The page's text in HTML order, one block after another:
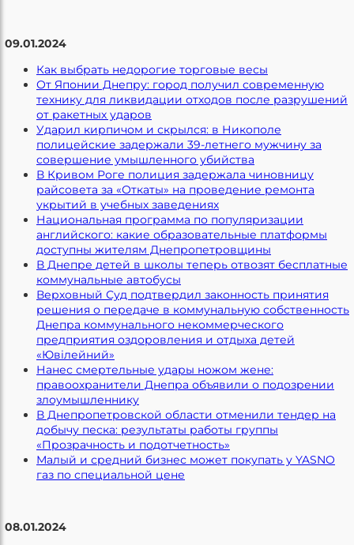
09.01.2024
Как выбрать недорогие торговые весы
От Японии Днепру: город получил современную
технику для ликвидации отходов после разрушений
от ракетных ударов
Ударил кирпичом и скрылся: в Никополе
полицейские задержали 39-летнего мужчину за
совершение умышленного убийства
В Кривом Роге полиция задержала чиновницу
райсовета за «Откаты» на проведение ремонта
укрытий в учебных заведениях
Национальная программа по популяризации
английского: какие образовательные платформы
доступны жителям Днепропетровщины
В Днепре детей в школы теперь отвозят бесплатные
коммунальные автобусы
Верховный Суд подтвердил законность принятия
решения о передаче в коммунальную собственность
Днепра коммунального некоммерческого
предприятия оздоровления и отдыха детей
«Ювілейний»
Нанес смертельные удары ножом жене:
правоохранители Днепра объявили о подозрении
злоумышленнику
В Днепропетровской области отменили тендер на
добычу песка: результаты работы группы
«Прозрачность и подотчетность»
Малый и средний бизнес может покупать у YASNO
газ по специальной цене
08.01.2024